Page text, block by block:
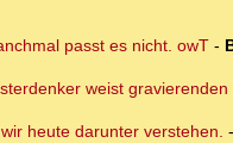
passt es nicht. owT-
weist
heute darunter verstehen. -